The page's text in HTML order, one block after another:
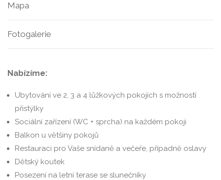
Mapa
Fotogalerie
Nabízíme:
Ubytování ve 2, 3 a 4 lůžkových pokojích s možností
přistýlky
Sociální zařízení (WC + sprcha) na každém pokoji
Balkon u většiny pokojů
Restauraci pro Vaše snídaně a večeře, případně oslavy
Dětský koutek
Posezení na letní terase se slunečníky